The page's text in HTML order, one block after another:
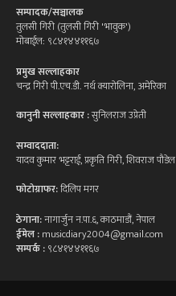
सम्पादक/सञ्चालक
तुलसी गिरी (तुलसी गिरी 'भावुक')
मोबाईल: ९८४१४४११६७
प्रमुख सल्लाहकार
चन्द्र गिरी पी.एच.डी. नर्थ क्यारोलिना, अमेरिका
कानुनी सल्लाहकार :सुनिलराज उप्रेती
सम्वाददाता:
यादव कुमार भट्टराई, प्रकृति गिरी, शिवराज पौडेल
फोटोग्राफर:दिलिप मगर
ठेगाना:नागार्जुन न.पा.६, काठमाडौं, नेपाल
ईमेल :musicdiary2004@gmail.com
सम्पर्क :९८४१४४११६७